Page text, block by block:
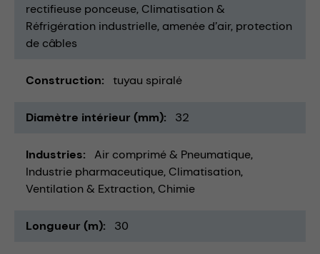
rectifieuse ponceuse Climatisation &
Réfrigération industrielle amenée d’air protection
de câbles
Construction tuyau spiralé
Diamètre intérieur (mm) 32
Industries
Air comprimé & Pneumatique
Industrie pharmaceutique Climatisation,
Ventilation & Extraction Chimie
Longueur (m) 30